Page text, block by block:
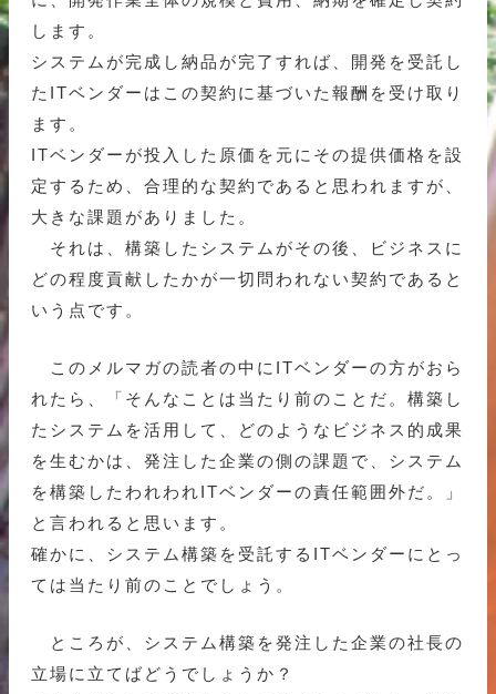
します。
システムが完成し納品が完了すれば、開発を受託し
たITベンダーはこの契約に基づいた報酬を受け取り
ます。
ITベンダーが投入した原価を元にその提供価格を設
定するため、合理的な契約であると思われますが、
大きな課題がありました。
それは、構築したシステムがその後、ビジネスに
どの程度貢献したかが一切問われない契約であると
いう点です。
このメルマガの読者の中にITベンダーの方がおら
れたら、「そんなことは当たり前のことだ。構築し
たシステムを活用して、どのようなビジネス的成果
を生むかは、発注した企業の側の課題で、システム
を構築したわれわれITベンダーの責任範囲外だ。」
と言われると思います。
確かに、システム構築を受託するITベンダーにとっ
ては当たり前のことでしょう。
ところが、システム構築を発注した企業の社長の
立場に立てばどうでしょうか？